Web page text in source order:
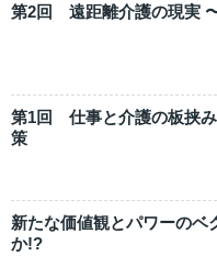
第2回 遠距離介護の現実
第1回 仕事と介護の板挟
策
新たな価値観とパワーのベ
か!?